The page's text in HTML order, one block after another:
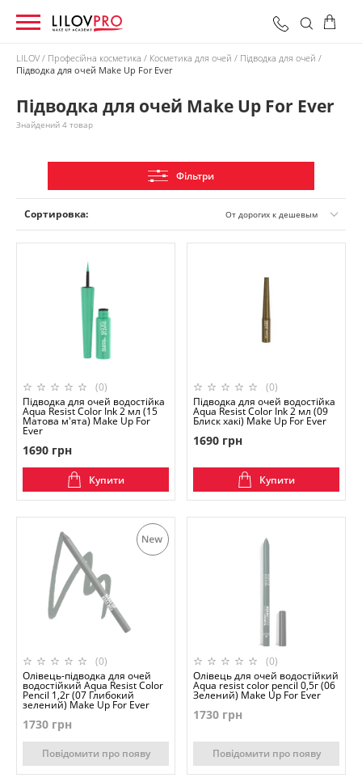
0 грн
LILOV Професійна косметика Косметика для очей
Підводка для очей
Підводка для очей Make Up For Ever
Підводка для очей Make Up For Ever
Знайдений 4 товар
Фільтри
Сортировка: От дорогих к дешевым
(0)
Підводка для очей водостійка
Aqua Resist Color Ink 2 мл (15
Матова м'ята) Make Up For
Ever
1690 грн
Купити
(0)
Підводка для очей водостійка
Aqua Resist Color Ink 2 мл (09
Блиск хакі) Make Up For Ever
1690 грн
Купити
(0)
Олівець-підводка для очей
водостійкий Aqua Resist Color
Pencil 1,2г (07 Глибокий
зелений) Make Up For Ever
1730 грн
Повідомити про появу
(0)
Олівець для очей водостійкий
Aqua resist color pencil 0,5г (06
Зелений) Make Up For Ever
1730 грн
Повідомити про появу